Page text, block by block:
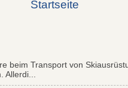
Startseite
beim Transport von